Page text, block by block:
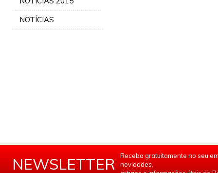
NOTÍCIAS
NEWSLETTER
Receba gratuitamente no seu
novidades,